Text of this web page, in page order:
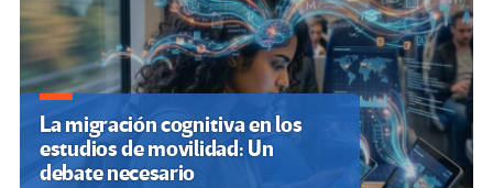
La migración cognitiva en los
estudios de movilidad: Un
debate necesario